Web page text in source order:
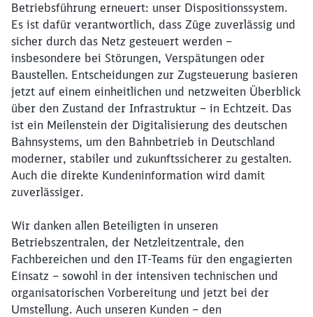
Betriebsführung erneuert: unser Dispositionssystem.
Es ist dafür verantwortlich, dass Züge zuverlässig und
sicher durch das Netz gesteuert werden –
insbesondere bei Störungen, Verspätungen oder
Baustellen. Entscheidungen zur Zugsteuerung basieren
jetzt auf einem einheitlichen und netzweiten Überblick
über den Zustand der Infrastruktur – in Echtzeit. Das
ist ein Meilenstein der Digitalisierung des deutschen
Bahnsystems, um den Bahnbetrieb in Deutschland
moderner, stabiler und zukunftssicherer zu gestalten.
Auch die direkte Kundeninformation wird damit
zuverlässiger.
Wir danken allen Beteiligten in unseren
Betriebszentralen, der Netzleitzentrale, den
Fachbereichen und den IT-Teams für den engagierten
Einsatz – sowohl in der intensiven technischen und
organisatorischen Vorbereitung und jetzt bei der
Umstellung. Auch unseren Kunden – den